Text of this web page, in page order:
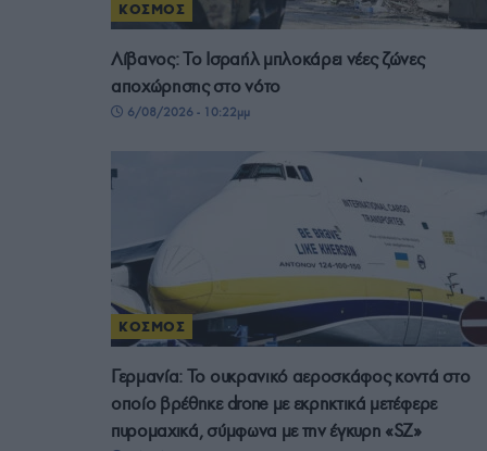
ΚΟΣΜΟΣ
Λίβανος: Το Ισραήλ μπλοκάρει νέες ζώνες
αποχώρησης στο νότο
6/08/2026 - 10:22μμ
ΚΟΣΜΟΣ
Γερμανία: Το ουκρανικό αεροσκάφος κοντά στο
οποίο βρέθηκε drone με εκρηκτικά μετέφερε
πυρομαχικά, σύμφωνα με την έγκυρη «SZ»